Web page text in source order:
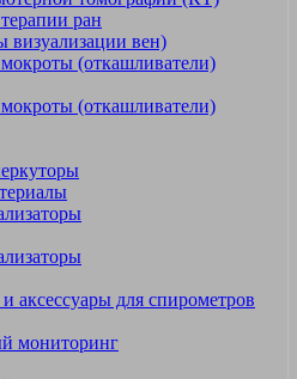
ран
визуализации вен)
(откашливатели)
(откашливатели)
аксессуары для спирометров
мониторинг